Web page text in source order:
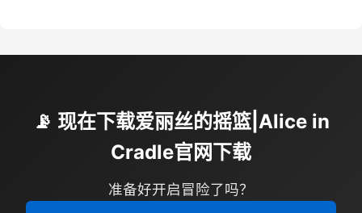
📡 现在下载爱丽丝的摇篮|Alice in
Cradle官网下载
准备好开启冒险了吗？